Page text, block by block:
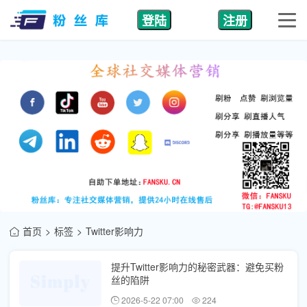
登陆 注册
首页 标签 Twitter影响力
提升Twitter影响力的秘密武器：避免买粉
丝的陷阱
2026-5-22 07:00 224